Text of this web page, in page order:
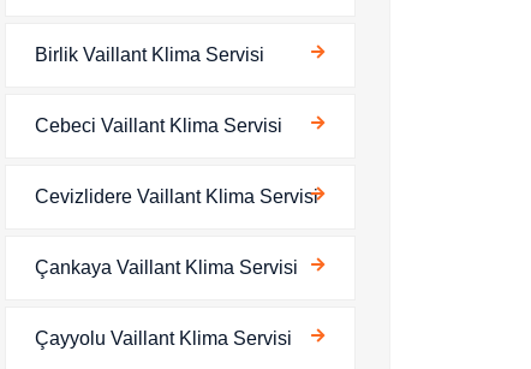
Birlik Vaillant Klima Servisi
Cebeci Vaillant Klima Servisi
Cevizlidere Vaillant Klima Servisi
Çankaya Vaillant Klima Servisi
Çayyolu Vaillant Klima Servisi